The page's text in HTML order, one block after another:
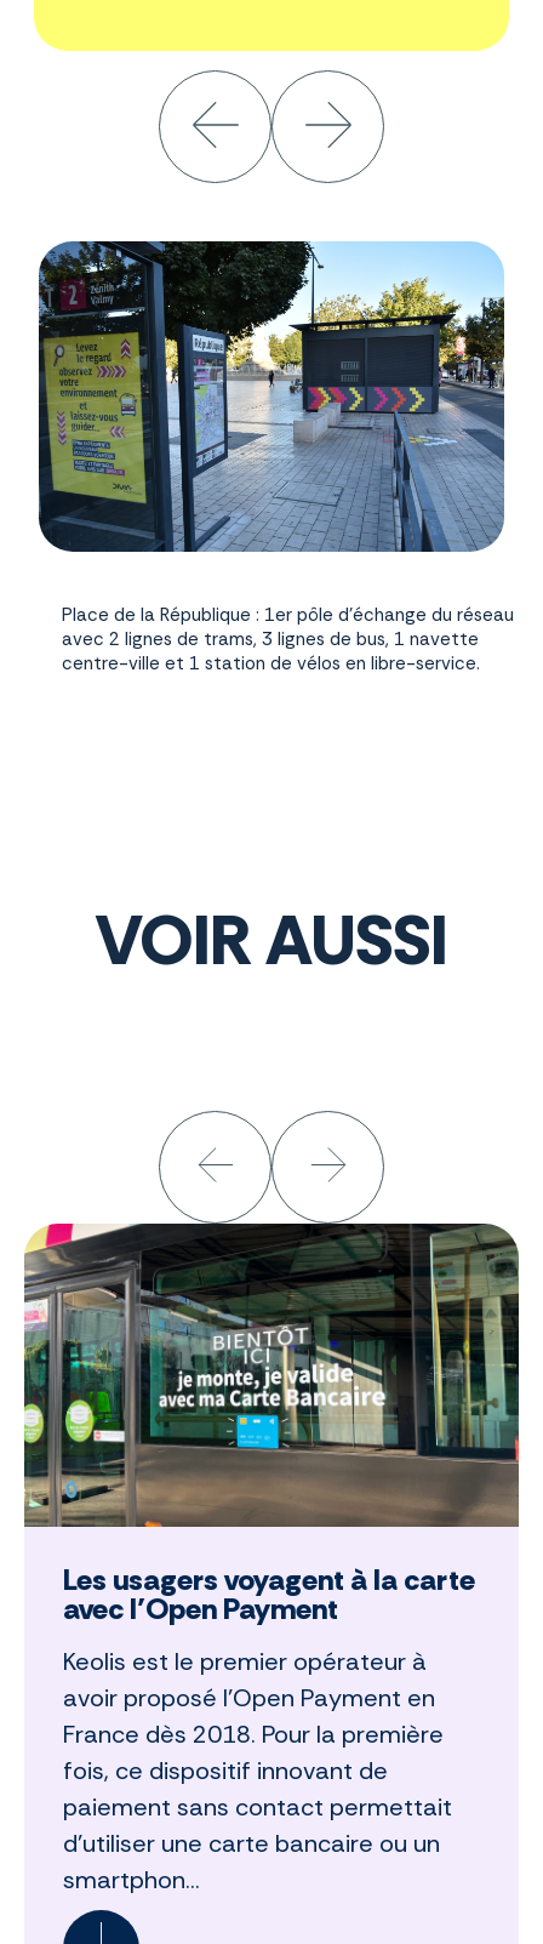
Place de la République : 1er pôle d’échange du réseau
avec 2 lignes de trams, 3 lignes de bus, 1 navette
centre-ville et 1 station de vélos en libre-service.
VOIR AUSSI
Les usagers voyagent à la carte
avec l’Open Payment
Keolis est le premier opérateur à
avoir proposé l’Open Payment en
France dès 2018. Pour la première
fois, ce dispositif innovant de
paiement sans contact permettait
d’utiliser une carte bancaire ou un
smartphon...